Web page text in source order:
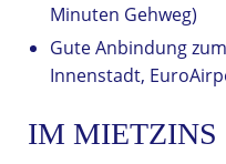
Minuten Gehweg)
Gute Anbindung
Innenstadt,
IM MIETZINS